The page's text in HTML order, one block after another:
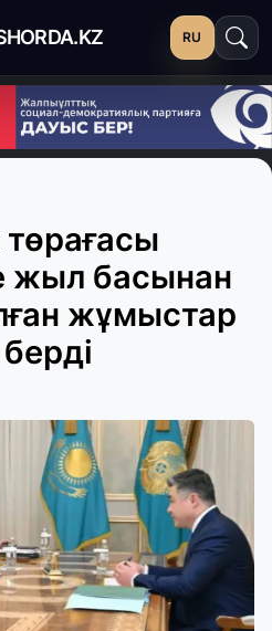
RU
жыл басынан
жұмыстар